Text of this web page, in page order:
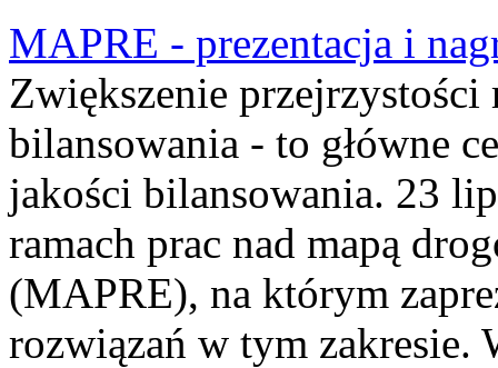
MAPRE - prezentacja i
Zwiększenie
bilansowania - to główne
jakości bilansowania. 23
ramach prac nad mapą
(MAPRE), na którym
rozwiązań w tym zakresie.